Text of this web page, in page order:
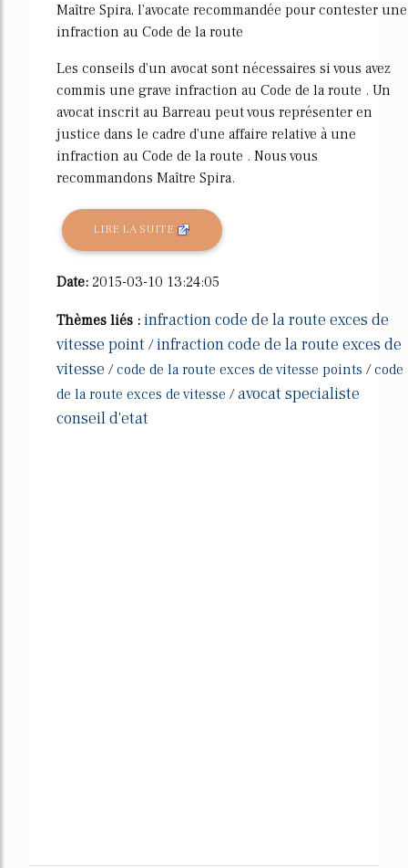
Maître Spira, l'avocate recommandée pour contester une
infraction au Code de la route
Les conseils d'un avocat sont nécessaires si vous avez
commis une grave infraction au Code de la route . Un
avocat inscrit au Barreau peut vous représenter en
justice dans le cadre d'une affaire relative à une
infraction au Code de la route . Nous vous
recommandons Maître Spira.
LIRE LA SUITE
Date: 2015-03-10 13:24:05
Thèmes liés : infraction code de la route exces de
vitesse point /infraction code de la route exces de
vitesse /code de la route exces de vitesse points /code
de la route exces de vitesse /avocat specialiste
conseil d'etat